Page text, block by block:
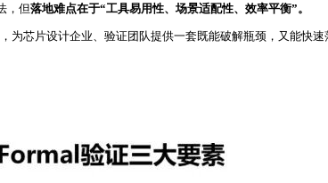
，但落地难点在于“工具易用性、场景适配性、效率平衡”。
为芯片设计企业、验证团队提供一套既能破解瓶颈，又能快速